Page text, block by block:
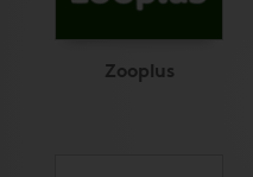
Zooplus